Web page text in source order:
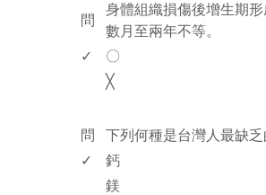
問
身體組織損傷後增生期
數月至兩年不等。
✓
〇
╳
問
下列何種是台灣人最缺
✓
鈣
鎂